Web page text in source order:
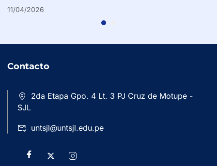
11/04/2026
Contacto
2da Etapa Gpo. 4 Lt. 3 PJ Cruz de Motupe -
SJL
untsjl@untsjl.edu.pe